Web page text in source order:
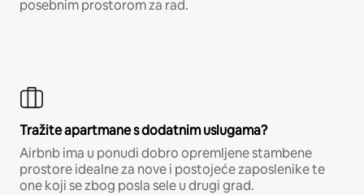
posebnim prostorom za rad.
Tražite apartmane s dodatnim uslugama?
Airbnb ima u ponudi dobro opremljene stambene
prostore idealne za nove i postojeće zaposlenike te
one koji se zbog posla sele u drugi grad.